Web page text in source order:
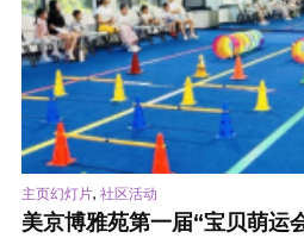
主页幻灯片, 社区活动
美京博雅苑第一届“宝贝萌运